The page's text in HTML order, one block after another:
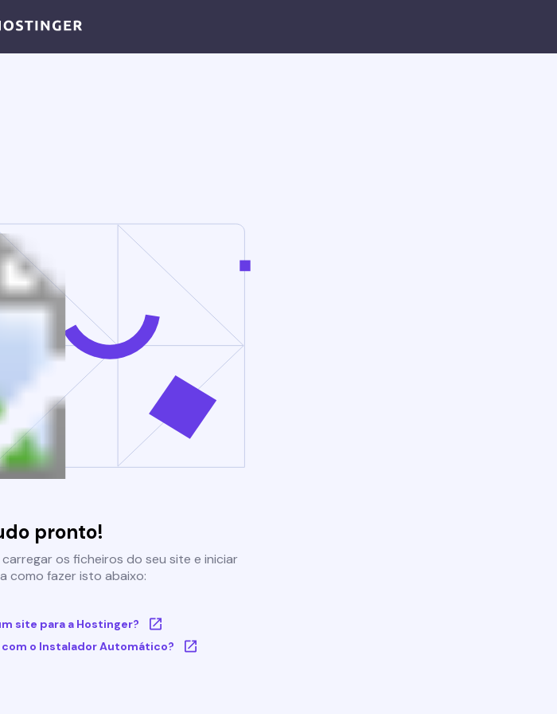
pronto!
os ficheiros do seu site e iniciar
como fazer isto abaixo:
site para a Hostinger?
o Instalador Automático?